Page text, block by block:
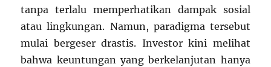
tanpa terlalu memperhatikan dampak sosial
atau lingkungan. Namun, paradigma tersebut
mulai bergeser drastis. Investor kini melihat
bahwa keuntungan yang berkelanjutan hanya